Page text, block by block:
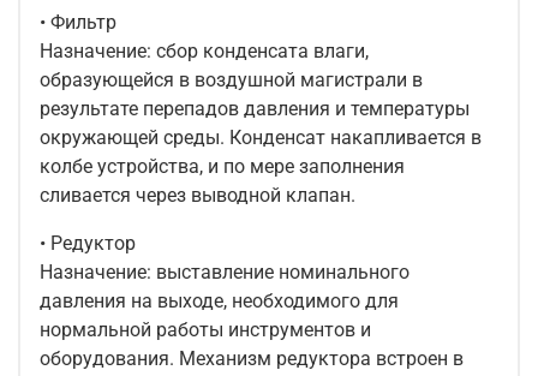
• Фильтр
Назначение: сбор конденсата влаги,
образующейся в воздушной магистрали в
результате перепадов давления и температуры
окружающей среды. Конденсат накапливается в
колбе устройства, и по мере заполнения
сливается через выводной клапан.
• Редуктор
Назначение: выставление номинального
давления на выходе, необходимого для
нормальной работы инструментов и
оборудования. Механизм редуктора встроен в